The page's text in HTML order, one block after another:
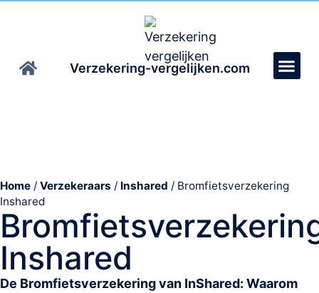
Verzekering-vergelijken.com
Home / Verzekeraars / Inshared / Bromfietsverzekering
Inshared
Inshared
De Bromfietsverzekering van InShared: Waarom